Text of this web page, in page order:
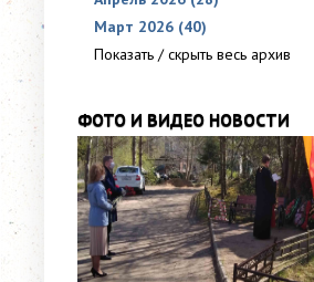
Март 2026 (40)
Показать / скрыть весь архив
ФОТО И ВИДЕО НОВОСТИ